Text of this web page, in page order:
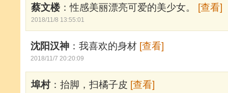
蔡文楼：性感美丽漂亮可爱的美少女。 [查看]
2018/11/8 13:55:01
沈阳汉神 ：我喜欢的身材 [查看]
2018/11/7 20:20:09
埠村：抬脚，扫橘子皮 [查看]